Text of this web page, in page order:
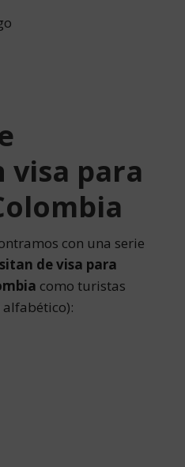
visa para
con una serie
de visa para
como turistas